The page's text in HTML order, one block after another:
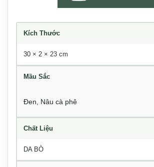
Kích Thước
30 × 2 × 23 cm
Mầu Sắc
Đen Nâu cà phê
Chất Liệu
DA BÒ